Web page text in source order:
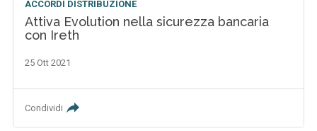
ACCORDI DISTRIBUZIONE
Attiva Evolution nella sicurezza bancaria
con Ireth
25 Ott 2021
Condividi